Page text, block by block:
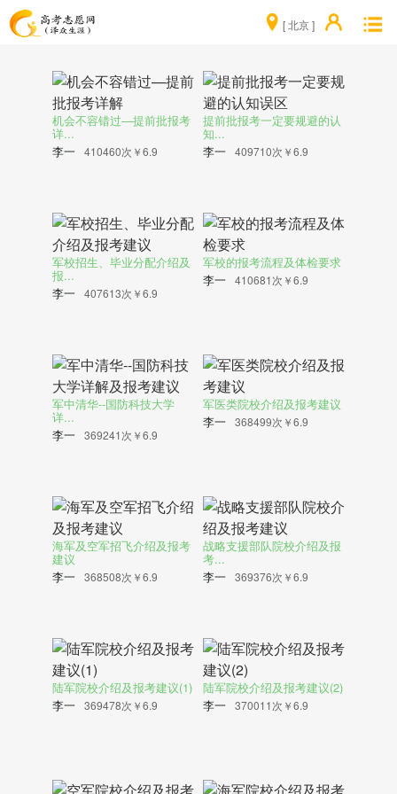
[ 北京 ]
机会不容错过—提前批报考
详...
李一 410460次 ￥6.9
提前批报考一定要规避的认
知...
李一 409710次 ￥6.9
军校招生、毕业分配介绍及
报...
李一 407613次 ￥6.9
军校的报考流程及体检要求
李一 410681次 ￥6.9
军中清华--国防科技大学
详...
李一 369241次 ￥6.9
军医类院校介绍及报考建议
李一 368499次 ￥6.9
海军及空军招飞介绍及报考
建议
李一 368508次 ￥6.9
战略支援部队院校介绍及报
考...
李一 369376次 ￥6.9
陆军院校介绍及报考建议(1)
李一 369478次 ￥6.9
陆军院校介绍及报考建议(2)
李一 370011次 ￥6.9